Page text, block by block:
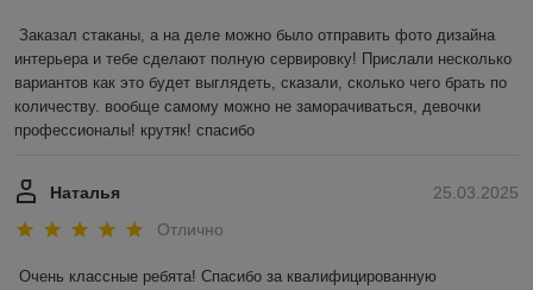
Заказал стаканы, а на деле можно было отправить фото дизайна
интерьера и тебе сделают полную сервировку! Прислали несколько
вариантов как это будет выглядеть, сказали, сколько чего брать по
количеству. вообще самому можно не заморачиваться, девочки
профессионалы! крутяк! спасибо
25.03.2025
Наталья
Отлично
Очень классные ребята! Спасибо за квалифицированную